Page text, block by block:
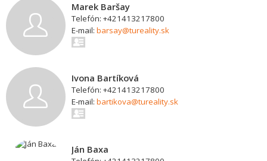
Marek Baršay
Telefón: +421413217800
E-mail: barsay@tureality.sk
Ivona Bartíková
Telefón: +421413217800
E-mail: bartikova@tureality.sk
Ján Baxa